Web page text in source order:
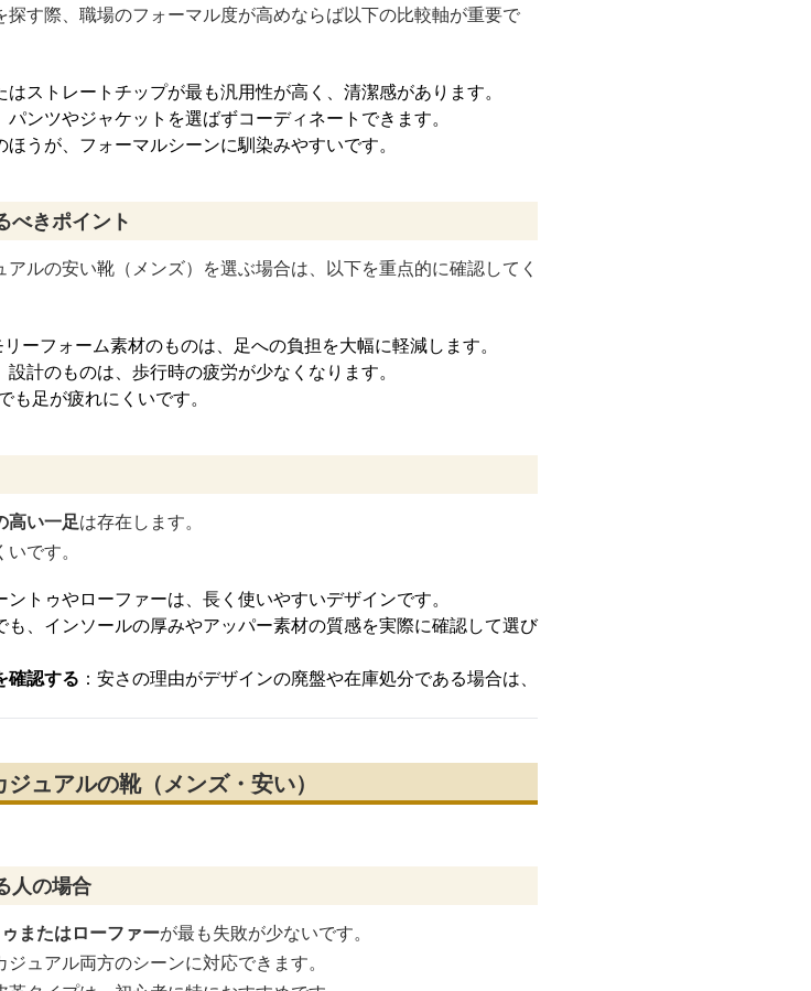
す際、職場のフォーマル度が高めならば以下の比較軸が重要で
ストレートチップが最も汎用性が高く、清潔感があります。
ンツやジャケットを選ばずコーディネートできます。
うが、フォーマルシーンに馴染みやすいです。
べきポイント
ルの安い靴（メンズ）を選ぶ場合は、以下を重点的に確認してく
ーフォーム素材のものは、足への負担を大幅に軽減します。
計のものは、歩行時の疲労が少なくなります。
も足が疲れにくいです。
高い一足は存在します。
です。
ントゥやローファーは、長く使いやすいデザインです。
も、インソールの厚みやアッパー素材の質感を実際に確認して選び
確認する ：安さの理由がデザインの廃盤や在庫処分である場合は、
ュアルの靴（メンズ・安い）
人の場合
またはローファーが最も失敗が少ないです。
ュアル両方のシーンに対応できます。